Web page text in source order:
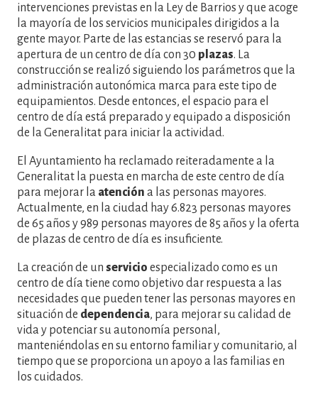
intervenciones previstas en la Ley de Barrios y que acoge
la mayoría de los servicios municipales dirigidos a la
gente mayor. Parte de las estancias se reservó para la
apertura de un centro de día con 30 plazas. La
construcción se realizó siguiendo los parámetros que la
administración autonómica marca para este tipo de
equipamientos. Desde entonces, el espacio para el
centro de día está preparado y equipado a disposición
de la Generalitat para iniciar la actividad.
El Ayuntamiento ha reclamado reiteradamente a la
Generalitat la puesta en marcha de este centro de día
para mejorar la atención a las personas mayores.
Actualmente, en la ciudad hay 6.823 personas mayores
de 65 años y 989 personas mayores de 85 años y la oferta
de plazas de centro de día es insuficiente.
La creación de un servicio especializado como es un
centro de día tiene como objetivo dar respuesta a las
necesidades que pueden tener las personas mayores en
situación de dependencia, para mejorar su calidad de
vida y potenciar su autonomía personal,
manteniéndolas en su entorno familiar y comunitario, al
tiempo que se proporciona un apoyo a las familias en
los cuidados.